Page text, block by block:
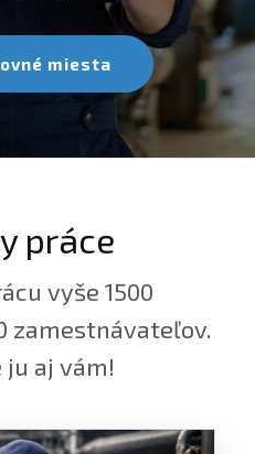
miesta
práce
vyše 1500
zamestnávateľov.
ju aj vám!